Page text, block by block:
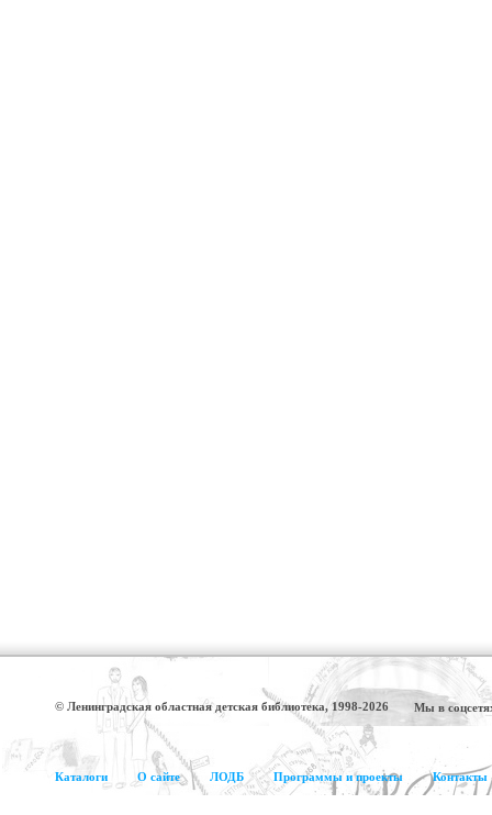
© Ленинградская областная детская библиотека, 1998-2026 Мы в
Каталоги О сайте ЛОДБ Программы и проекты Контакты